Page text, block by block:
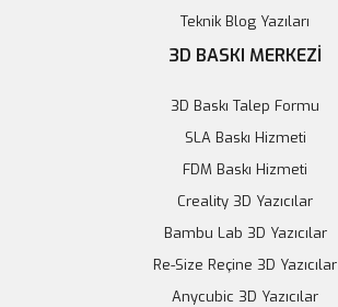
Teknik Blog Yazıları
3D BASKI MERKEZİ
3D Baskı Talep Formu
SLA Baskı Hizmeti
FDM Baskı Hizmeti
Creality 3D Yazıcılar
Bambu Lab 3D Yazıcılar
Re-Size Reçine 3D Yazıcılar
Anycubic 3D Yazıcılar